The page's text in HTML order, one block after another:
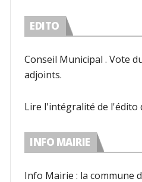
EDITO
Conseil Municipal . Vote
adjoints.
Lire l'intégralité de l'édito
INFO MAIRIE
Info Mairie : la commune